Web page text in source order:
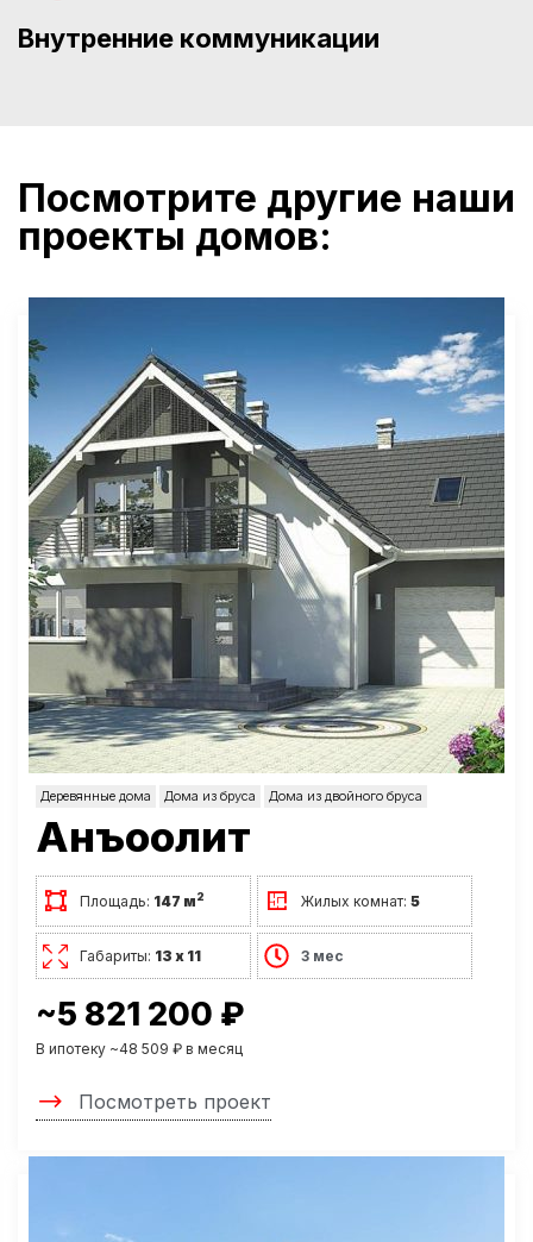
Внутренние коммуникации
Посмотрите другие наши
проекты домов:
Деревянные дома Дома из бруса Дома из двойного бруса
Анъоолит
Площадь: 147 м2 Жилых комнат:5
Габариты: 13 х 11 3 мес
~5 821 200 ₽
В ипотеку ~48 509 ₽ в месяц
Посмотреть проект